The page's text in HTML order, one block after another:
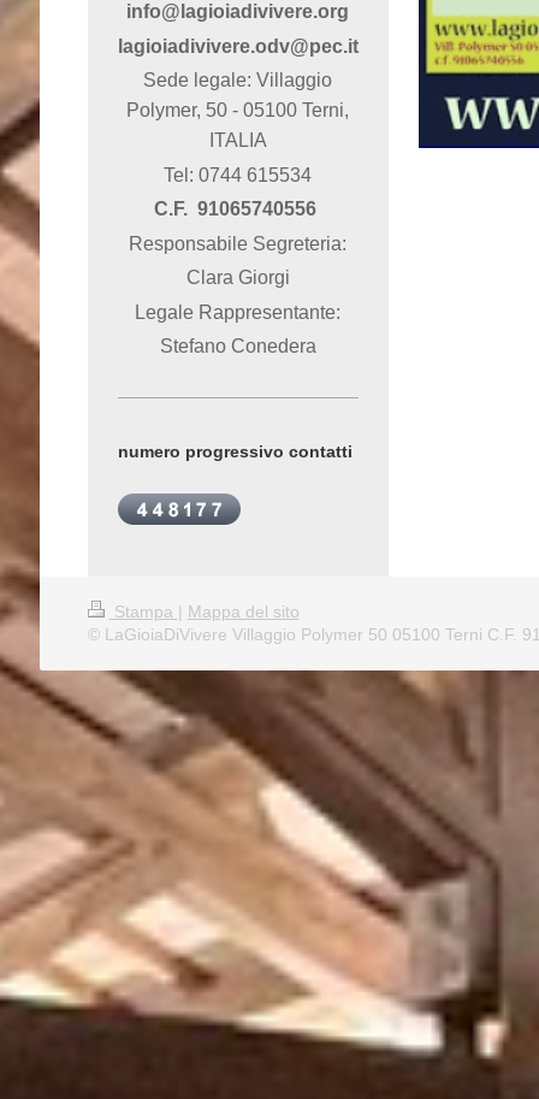
info@lagioiadivivere.org
lagioiadivivere.odv@pec.it
Sede legale: Villaggio
Polymer, 50 - 05100 Terni,
ITALIA
Tel: 0744 615534
C.F. 91065740556
Responsabile Segreteria:
Clara Giorgi
Legale Rappresentante:
Stefano Conedera
numero progressivo contatti
Stampa | Mappa del sito
© LaGioiaDiVivere Villaggio Polymer 50 05100 Terni C.F.